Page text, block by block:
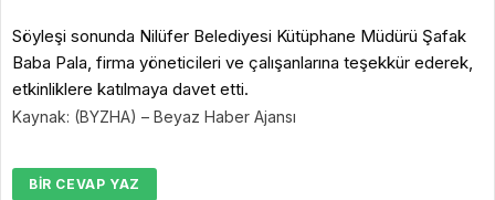
Söyleşi sonunda Nilüfer Belediyesi Kütüphane Müdürü Şafak
Baba Pala, firma yöneticileri ve çalışanlarına teşekkür ederek,
etkinliklere katılmaya davet etti.
Kaynak: (BYZHA) – Beyaz Haber Ajansı
BIR CEVAP YAZ